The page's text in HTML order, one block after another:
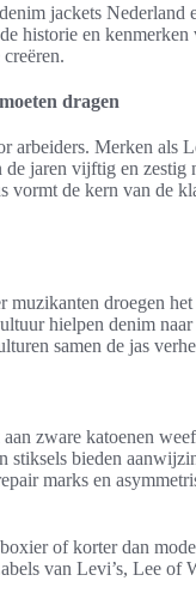
jackets Nederland
historie en kenmerken
dragen
arbeiders. Merken als
jaren vijftig en zestig
vormt de kern van de
muzikanten droegen
hielpen denim naar
samen de jas
zware katoenen
stiksels bieden
marks en
of korter dan
van Levi’s, Lee of